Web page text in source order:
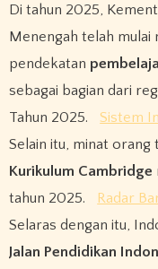
Di tahun 2025,
Menengah telah mulai
pendekatan
sebagai bagian dari
Tahun 2025.
Sistem
Selain itu, minat
Kurikulum Cambridge
tahun 2025.
Radar
Selaras dengan itu,
Jalan Pendidikan